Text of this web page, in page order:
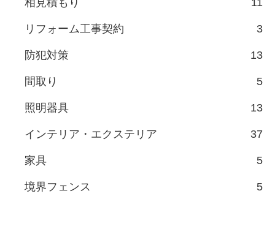
リフォーム工事契約 3
防犯対策 13
間取り 5
照明器具 13
インテリア・エクステリア 37
家具 5
境界フェンス 5